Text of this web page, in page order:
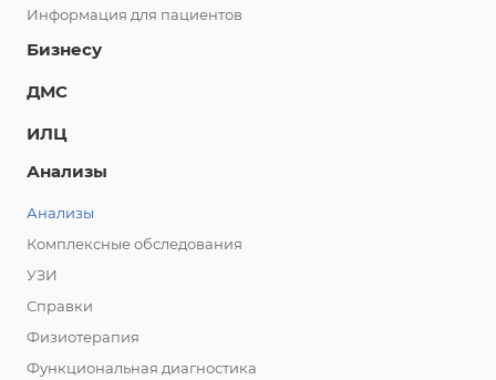
Информация для пациентов
Бизнесу
ДМС
ИЛЦ
Анализы
Анализы
Комплексные обследования
УЗИ
Справки
Физиотерапия
Функциональная диагностика